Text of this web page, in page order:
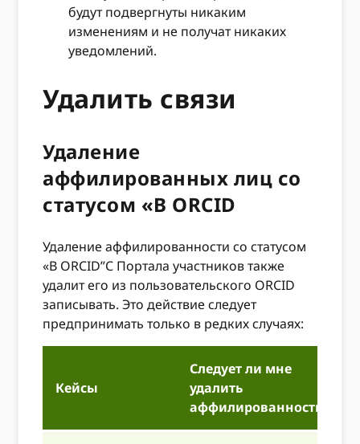
будут подвергнуты никаким
изменениям и не получат никаких
уведомлений.
Удалить связи
Удаление
аффилированных лиц со
статусом «В ORCID
Удаление аффилированности со статусом
«В ORCID”С Портала участников также
удалит его из пользовательского ORCID
записывать. Это действие следует
предпринимать только в редких случаях:
Кейсы
Следует ли мне
удалить
аффилированность?